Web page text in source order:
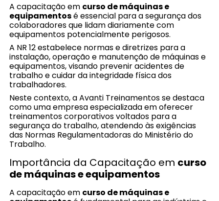
A capacitação em curso de máquinas e
equipamentosé essencial para a segurança dos
colaboradores que lidam diariamente com
equipamentos potencialmente perigosos.
A NR 12 estabelece normas e diretrizes para a
instalação, operação e manutenção de máquinas e
equipamentos, visando prevenir acidentes de
trabalho e cuidar da integridade física dos
trabalhadores.
Neste contexto, a Avanti Treinamentos se destaca
como uma empresa especializada em oferecer
treinamentos corporativos voltados para a
segurança do trabalho, atendendo às exigências
das Normas Regulamentadoras do Ministério do
Trabalho.
Importância da Capacitação em curso
de máquinas e equipamentos
A capacitação em curso de máquinas e